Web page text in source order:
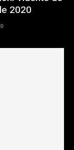
2020